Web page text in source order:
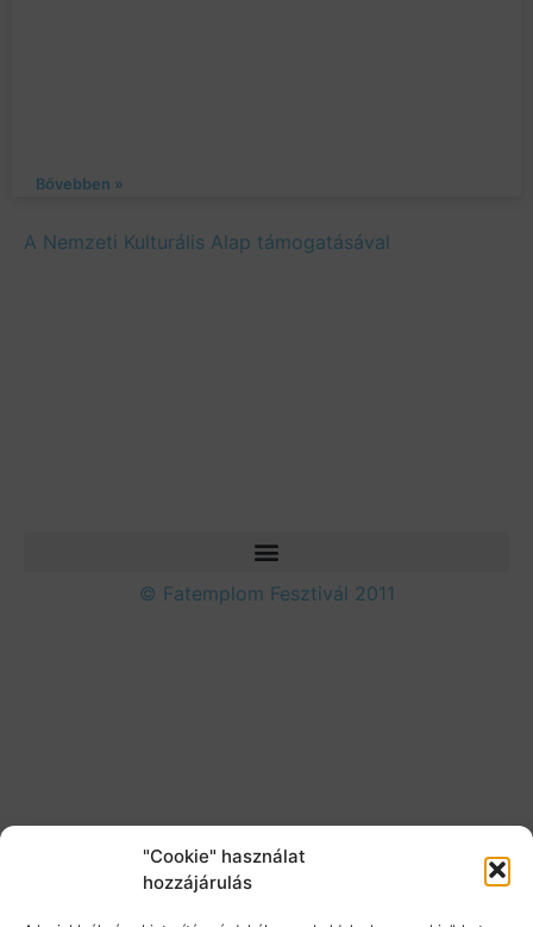
"Cookie" használat
hozzájárulás
Bővebben »
A Nemzeti Kulturális Alap támogatásával
© Fatemplom Fesztivál 2011